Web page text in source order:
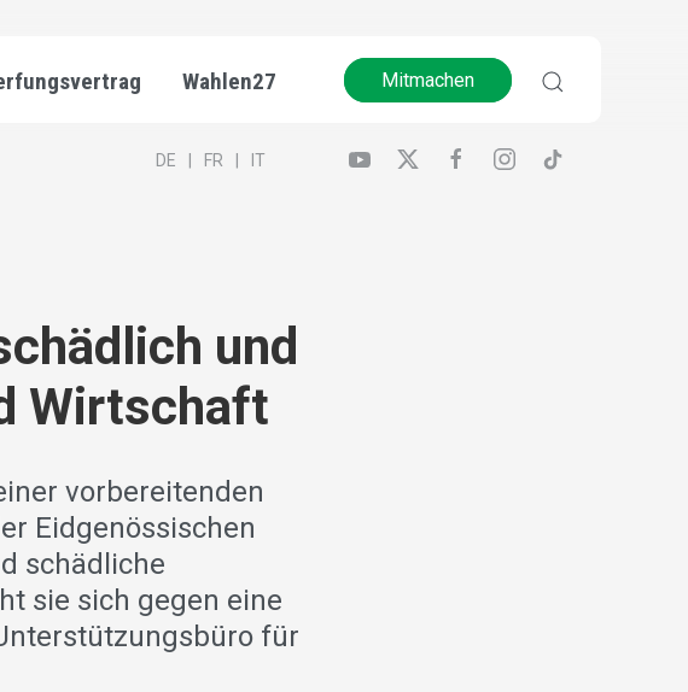
Wahlen27 Mitmachen
DE FR IT
und
Wirtschaft
vorbereitenden
Eidgenössischen
schädliche
sie sich gegen eine
für